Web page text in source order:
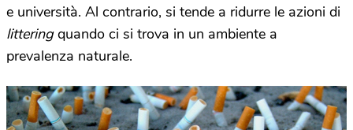
e università. Al contrario, si tende a ridurre le azioni di
litteringquando ci si trova in un ambiente a
prevalenza naturale.